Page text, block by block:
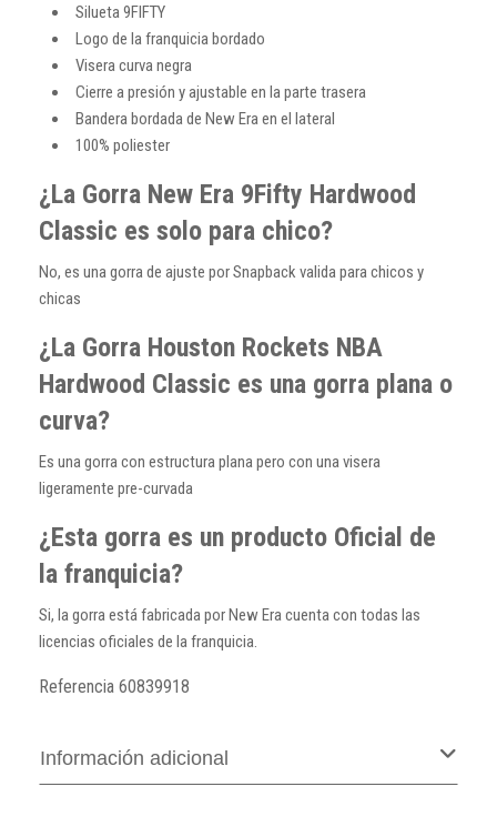
Silueta 9FIFTY
Logo de la franquicia bordado
Visera curva negra
Cierre a presión y ajustable en la parte trasera
Bandera bordada de New Era en el lateral
100% poliester
¿La Gorra New Era 9Fifty Hardwood
Classic es solo para chico?
No, es una gorra de ajuste por Snapback valida para chicos y
chicas
¿La Gorra Houston Rockets NBA
Hardwood Classic es una gorra plana o
curva?
Es una gorra con estructura plana pero con una visera
ligeramente pre-curvada
¿Esta gorra es un producto Oficial de
la franquicia?
Si, la gorra está fabricada por New Era cuenta con todas las
licencias oficiales de la franquicia.
Referencia 60839918
Información adicional